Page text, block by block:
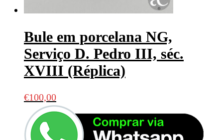
Bule em porcelana NG,
Serviço D. Pedro III, séc.
XVIII (Réplica)
€100,00